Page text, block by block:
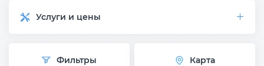
Услуги и цены
Фильтры Карта